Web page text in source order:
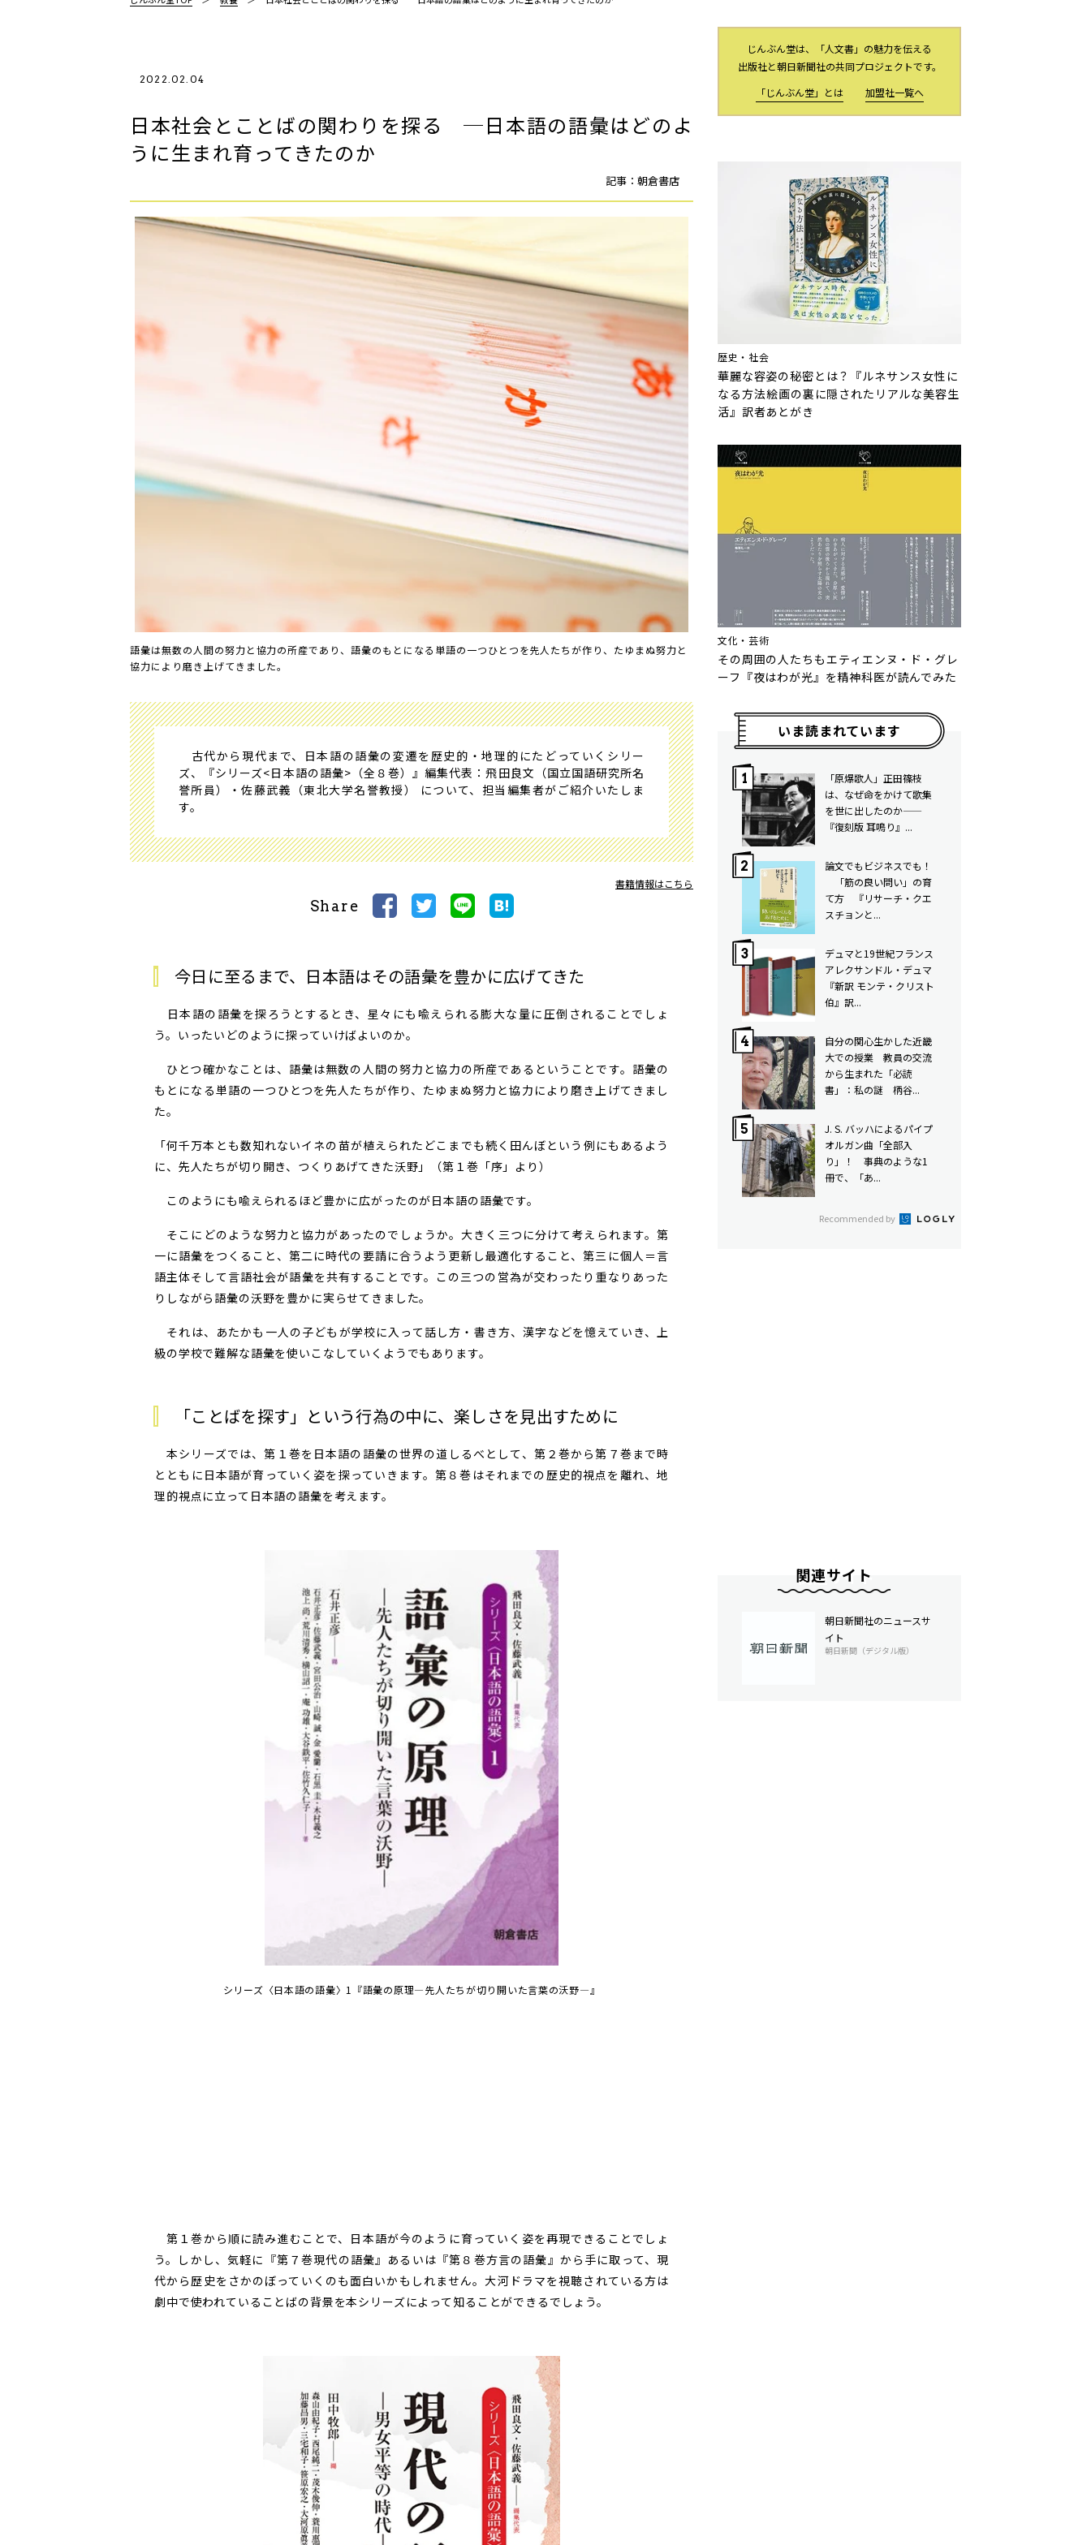
2022.02.04
日本社会とことばの関わりを探る ─日本語の語彙はどのよ
うに生まれ育ってきたのか
記事：朝倉書店
語彙は無数の人間の努力と協力の所産であり、語彙のもとになる単語の一つひとつを先人たちが作り、たゆまぬ努力と
協力により磨き上げてきました。
古代から現代まで、日本語の語彙の変遷を歴史的・地理的にたどっていくシリー
ズ、『シリーズ<日本語の語彙>（全８巻）』編集代表：飛田良文（国立国語研究所名
誉所員）・佐藤武義（東北大学名誉教授） について、担当編集者がご紹介いたしま
す。
書籍情報はこちら
Share
今日に至るまで、日本語はその語彙を豊かに広げてきた
日本語の語彙を探ろうとするとき、星々にも喩えられる膨大な量に圧倒されることでしょ
う。いったいどのように探っていけばよいのか。
ひとつ確かなことは、語彙は無数の人間の努力と協力の所産であるということです。語彙の
もとになる単語の一つひとつを先人たちが作り、たゆまぬ努力と協力により磨き上げてきまし
た。
「何千万本とも数知れないイネの苗が植えられたどこまでも続く田んぼという例にもあるよう
に、先人たちが切り開き、つくりあげてきた沃野」（第１巻「序」より）
このようにも喩えられるほど豊かに広がったのが日本語の語彙です。
そこにどのような努力と協力があったのでしょうか。大きく三つに分けて考えられます。第
一に語彙をつくること、第二に時代の要請に合うよう更新し最適化すること、第三に個人＝言
語主体そして言語社会が語彙を共有することです。この三つの営為が交わったり重なりあった
りしながら語彙の沃野を豊かに実らせてきました。
それは、あたかも一人の子どもが学校に入って話し方・書き方、漢字などを憶えていき、上
級の学校で難解な語彙を使いこなしていくようでもあります。
「ことばを探す」という行為の中に、楽しさを見出すために
本シリーズでは、第１巻を日本語の語彙の世界の道しるべとして、第２巻から第７巻まで時
とともに日本語が育っていく姿を探っていきます。第８巻はそれまでの歴史的視点を離れ、地
理的視点に立って日本語の語彙を考えます。
シリーズ〈日本語の語彙〉1『語彙の原理―先人たちが切り開いた言葉の沃野―』
第１巻から順に読み進むことで、日本語が今のように育っていく姿を再現できることでしょ
う。しかし、気軽に『第７巻現代の語彙』あるいは『第８巻方言の語彙』から手に取って、現
代から歴史をさかのぼっていくのも面白いかもしれません。大河ドラマを視聴されている方は
劇中で使われていることばの背景を本シリーズによって知ることができるでしょう。
じんぶん堂は、「人文書」の魅力を伝える
出版社と朝日新聞社の共同プロジェクトです。
「じんぶん堂」とは
加盟社一覧へ
歴史・社会
華麗な容姿の秘密とは？『ルネサンス女性に
なる方法――絵画の裏に隠されたリアルな美容生
活』訳者あとがき
文化・芸術
その周囲の人たちも――エティエンヌ・ド・グレ
ーフ『夜はわが光』を精神科医が読んでみた
いま読まれています
「原爆歌人」正田篠枝
は、なぜ命をかけて歌集
を世に出したのか——
『復刻版 耳鳴り』...
論文でもビジネスでも！
「筋の良い問い」の育
て方 ――『リサーチ・クエ
スチョンと...
デュマと19世紀フランス――
アレクサンドル・デュマ
『新訳 モンテ・クリスト
伯』訳...
自分の関心生かした近畿
大での授業 教員の交流
から生まれた「必読
書」：私の謎 柄谷...
J. S. バッハによるパイプ
オルガン曲「全部入
り」！ 事典のような1
冊で、「あ...
Recommended by
関連サイト
朝日新聞社のニュースサ
イト
朝日新聞（デジタル版）